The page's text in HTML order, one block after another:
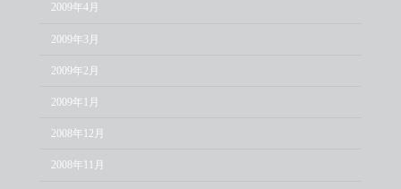
2009年4月
2009年3月
2009年2月
2009年1月
2008年12月
2008年11月